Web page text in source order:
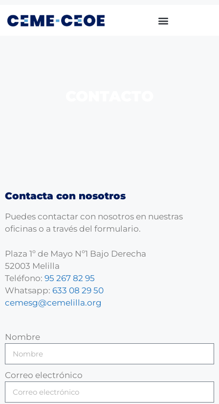
Contacta con nosotros
Puedes contactar con nosotros en nuestras
oficinas o a través del formulario.
Plaza 1º de Mayo Nº1 Bajo Derecha
52003 Melilla
Teléfono: 95 267 82 95
Whatsapp: 633 08 29 50
cemesg@cemelilla.org
Nombre
Correo electrónico